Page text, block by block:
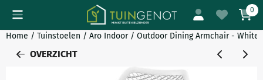
Cookievoorkeuren zijn momenteel gesloten. 0
Home / Tuinstoelen / Aro Indoor / Outdoor Dining Armchair - White
OVERZICHT